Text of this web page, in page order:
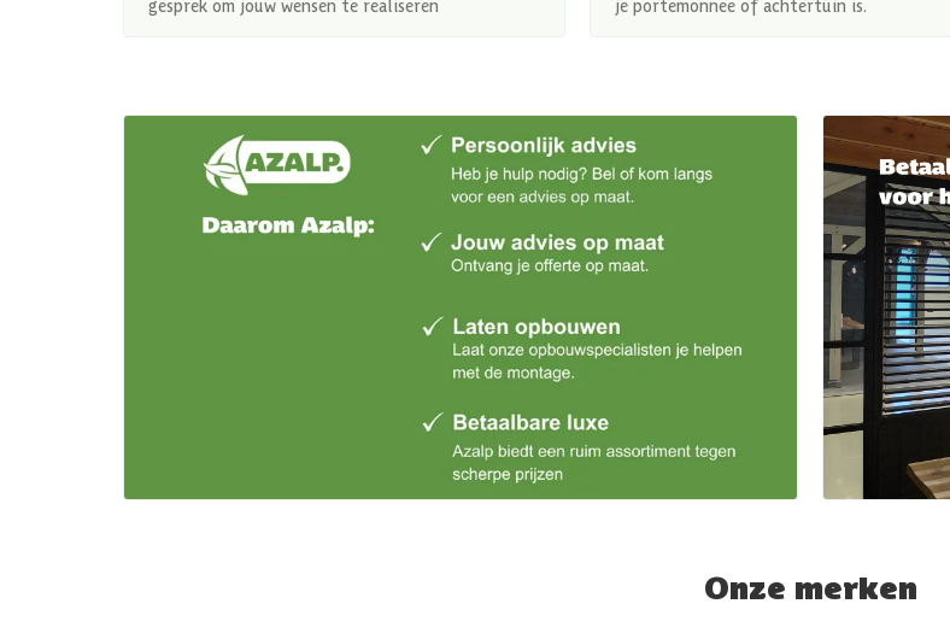
gesprek om jouw wensen te realiseren
je portemonnee of achtertuin is.
Onze merken